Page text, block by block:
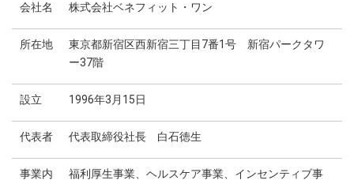
会社名 株式会社ベネフィット・ワン
所在地
東京都新宿区西新宿三丁目7番1号 新宿パークタワ
ー37階
設立 1996年3月15日
代表者 代表取締役社長 白石徳生
事業内
福利厚生事業、ヘルスケア事業、インセンティブ事